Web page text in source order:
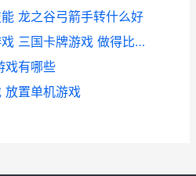
龙之谷弓箭手转什么好
有没有三国卡牌手机游戏 三国卡牌游戏 做得比较好的
戏有哪些
放置单机游戏